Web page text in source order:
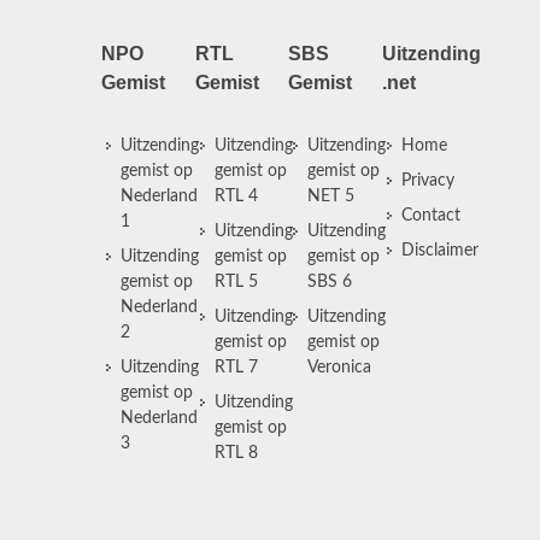
NPO
Gemist
Uitzending
gemist op
Nederland
1
Uitzending
gemist op
Nederland
2
Uitzending
gemist op
Nederland
3
RTL
Gemist
Uitzending
gemist op
RTL 4
Uitzending
gemist op
RTL 5
Uitzending
gemist op
RTL 7
Uitzending
gemist op
RTL 8
SBS
Gemist
Uitzending
gemist op
NET 5
Uitzending
gemist op
SBS 6
Uitzending
gemist op
Veronica
Uitzending
.net
Home
Privacy
Contact
Disclaimer